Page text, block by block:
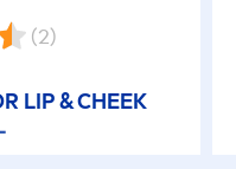
(2)
LIP& CHEEK